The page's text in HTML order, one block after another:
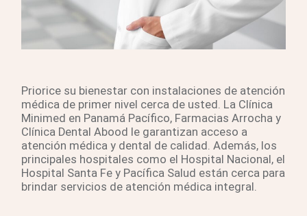
Priorice su bienestar con instalaciones de atención
médica de primer nivel cerca de usted. La Clínica
Minimed en Panamá Pacífico, Farmacias Arrocha y
Clínica Dental Abood le garantizan acceso a
atención médica y dental de calidad. Además, los
principales hospitales como el Hospital Nacional, el
Hospital Santa Fe y Pacífica Salud están cerca para
brindar servicios de atención médica integral.